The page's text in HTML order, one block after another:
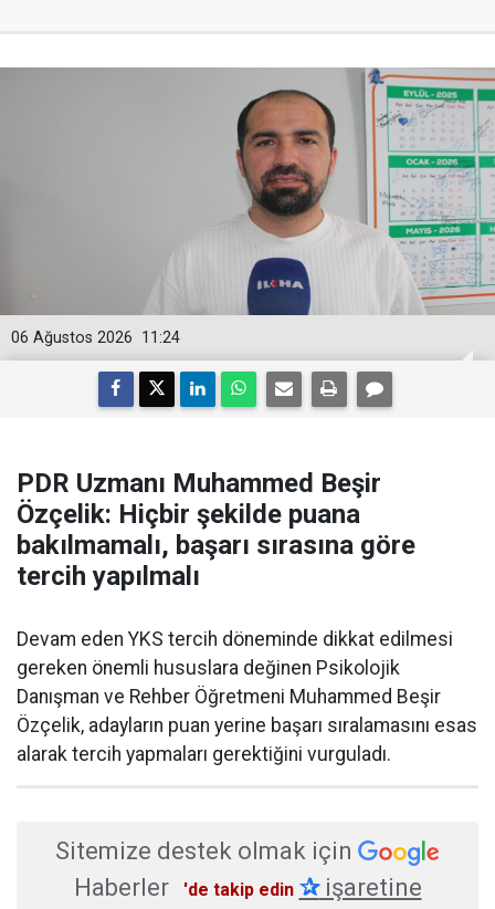
11:24
06 Ağustos 2026
PDR Uzmanı Muhammed Beşir
Özçelik: Hiçbir şekilde puana
bakılmamalı, başarı sırasına göre
tercih yapılmalı
Devam eden YKS tercih döneminde dikkat edilmesi
gereken önemli hususlara değinen Psikolojik
Danışman ve Rehber Öğretmeni Muhammed Beşir
Özçelik, adayların puan yerine başarı sıralamasını esas
alarak tercih yapmaları gerektiğini vurguladı.
Sitemize destek olmak için
Haberler
'de takip edin ✰işaretine